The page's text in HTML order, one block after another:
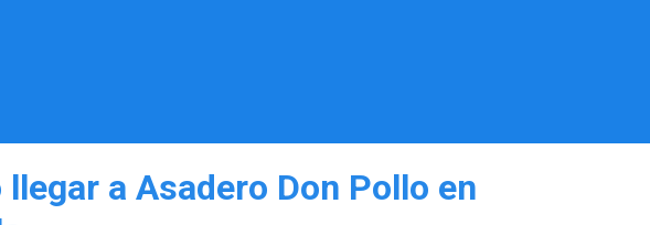
llegar a Asadero Don Pollo en